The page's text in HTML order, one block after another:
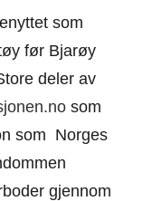
som
før Bjarøy
deler av
som
som Norges
gjennom